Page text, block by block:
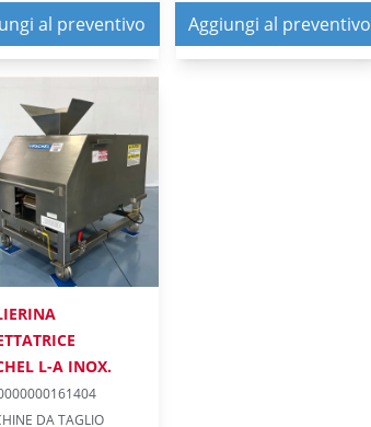
al preventivo Aggiungi al preventivo
L-A INOX.
DA TAGLIO